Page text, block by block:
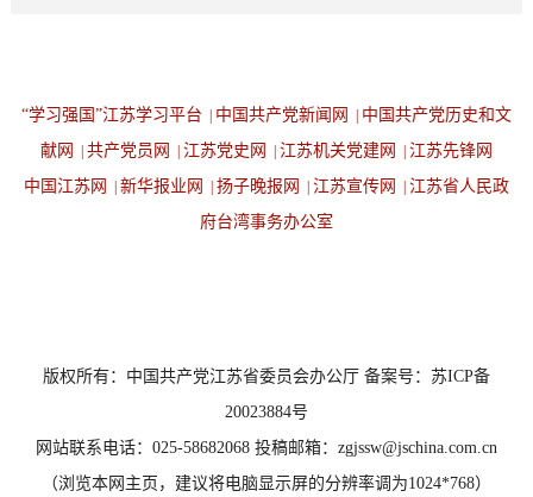
“学习强国”江苏学习平台 中国共产党新闻网
中国共产党历史和文
献网
共产党员网 江苏党史网 江苏机关党建网
江苏先锋网
中国江苏网
新华报业网 扬子晚报网 江苏宣传网
江苏省人民政
府台湾事务办公室
版权所有：中国共产党江苏省委员会办公厅 备案号：苏ICP备
20023884号
网站联系电话：025-58682068 投稿邮箱：zgjssw@jschina.com.cn
（浏览本网主页，建议将电脑显示屏的分辨率调为1024*768）